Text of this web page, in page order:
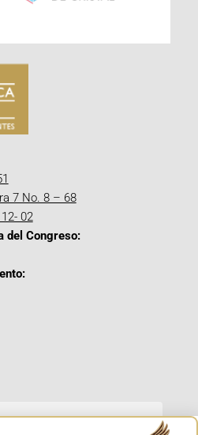
7 No. 8 – 68
02
del Congreso: